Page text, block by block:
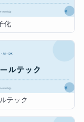
化
テック